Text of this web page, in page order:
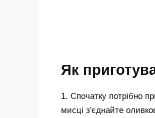
Як
1. Спочатку потрібно
мисці з'єднайте